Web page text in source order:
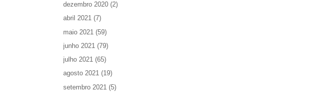
dezembro 2020 (2)
abril 2021 (7)
maio 2021 (59)
junho 2021 (79)
julho 2021 (65)
agosto 2021 (19)
setembro 2021 (5)